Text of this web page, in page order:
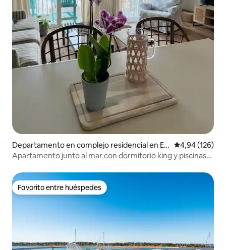
Departamento en complejo residencial en E
merald Isle
Calificación
4,94 (126)
Apartamento junto al mar con dormitorio king y piscinas
Favorito entre huéspedes
Favorito entre huéspedes